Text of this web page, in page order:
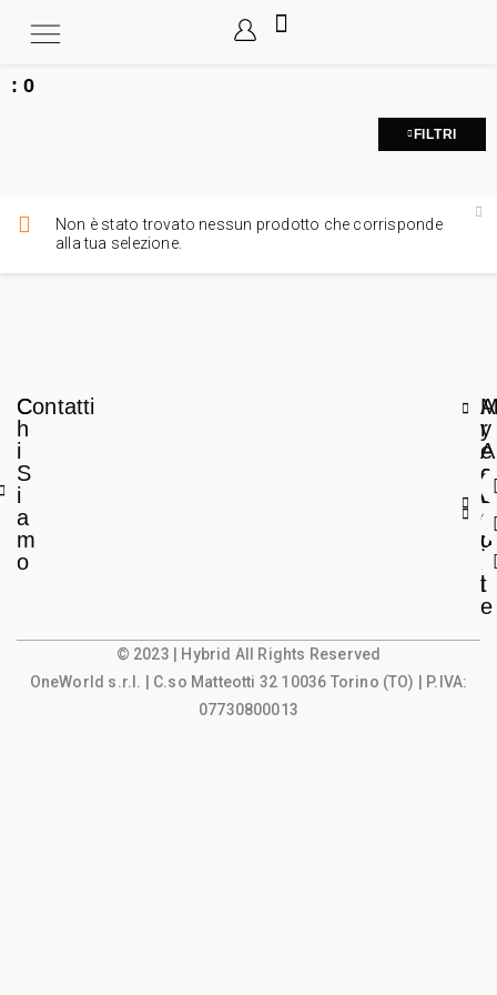
:0
FILTRI
Non è stato trovato nessun prodotto che corrisponde
alla tua selezione.
C
h
i
S
i
a
m
o
Contatti
A
r
e
a
L
e
g
l
e
y
A
c
c
o
u
t
© 2023 | Hybrid All Rights Reserved
OneWorld s.r.l.
| C.so Matteotti 32 10036 Torino (TO) | P.IVA:
07730800013